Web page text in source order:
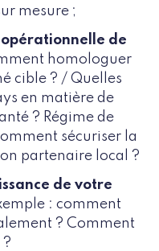
mesure ;
opérationnelle de
homologuer
cible ? / Quelles
en matière de
? Régime de
sécuriser la
partenaire local ?
de votre
: comment
? Comment
?